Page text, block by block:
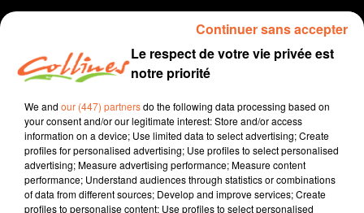
TOUS AU POSTE 26 AVRIL
Juste pour eux
Le respect de votre vie privée est
notre priorité
We and our (447) partnersdo the following data processing based on
your consent and/or our legitimate interest: Store and/or access
information on a device; Use limited data to select advertising; Create
profiles for personalised advertising; Use profiles to select personalised
advertising; Measure advertising performance; Measure content
performance; Understand audiences through statistics or combinations
of data from different sources; Develop and improve services; Create
profiles to personalise content; Use profiles to select personalised
Continuer sans accepter